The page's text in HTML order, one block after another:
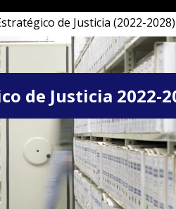
de Justicia (2022-2028)
de Justicia 2022-